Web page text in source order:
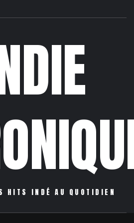
HITS INDÉ AU QUOTIDIEN